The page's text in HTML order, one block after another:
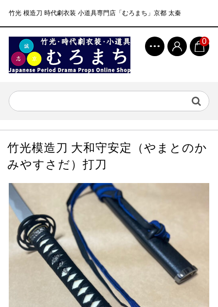
竹光 模造刀 時代劇衣装 小道具専門店「むろまち」京都 太秦
0
竹光模造刀 大和守安定（やまとのか
みやすさだ）打刀